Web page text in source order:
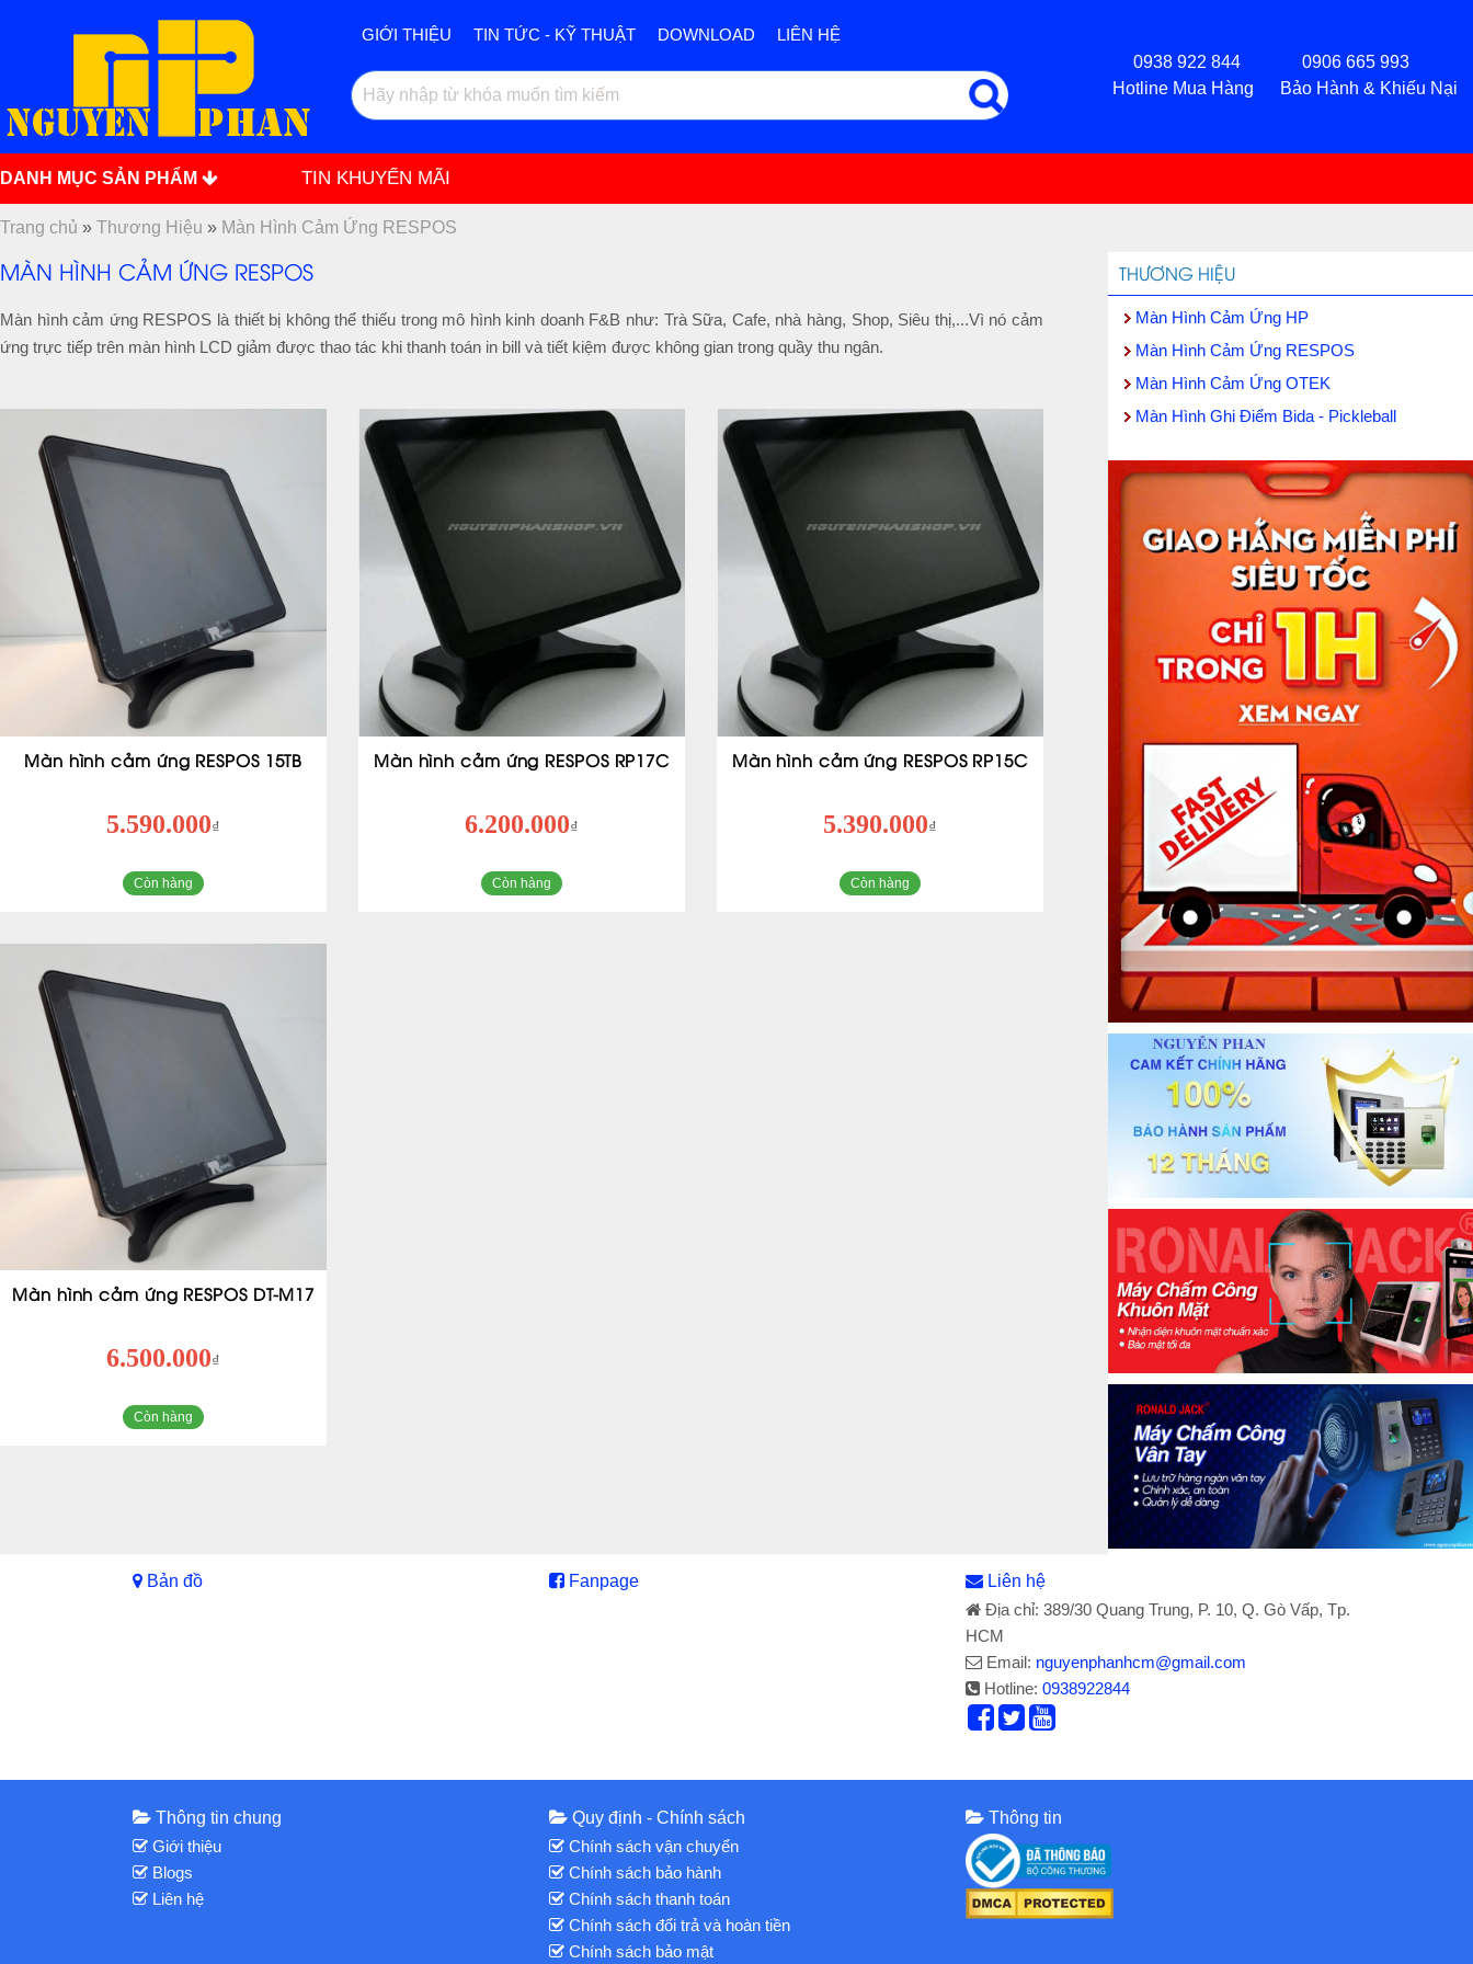
GIỚI THIỆU TIN TỨC - KỸ THUẬT DOWNLOAD
LIÊN HỆ
0938 922 844 0906 665 993
Hotline Mua Hàng Bảo Hành & Khiếu Nại
DANH MỤC SẢN PHẨM TIN KHUYẾN MÃI
Trang chủ » Thương Hiệu » Màn Hình Cảm Ứng RESPOS
MÀN HÌNH CẢM ỨNG RESPOS
Màn hình cảm ứng RESPOS là thiết bị không thể thiếu trong mô hình kinh doanh F&B như: Trà Sữa, Cafe, nhà hàng, Shop, Siêu thị,...Vì nó cảm
ứng trực tiếp trên màn hình LCD giảm được thao tác khi thanh toán in bill và tiết kiệm được không gian trong quầy thu ngân.
Màn hình cảm ứng RESPOS 15TB
5.590.000₫
Còn hàng
Màn hình cảm ứng RESPOS RP17C
6.200.000₫
Còn hàng
Màn hình cảm ứng RESPOS RP15C
5.390.000₫
Còn hàng
Màn hình cảm ứng RESPOS DT-M17
6.500.000₫
Còn hàng
THƯƠNG HIỆU
Màn Hình Cảm Ứng HP
Màn Hình Cảm Ứng RESPOS
Màn Hình Cảm Ứng OTEK
Màn Hình Ghi Điểm Bida - Pickleball
Bản đồ Fanpage
Liên hệ
Địa chỉ: 389/30 Quang Trung, P. 10, Q. Gò Vấp, Tp.
HCM
Email: nguyenphanhcm@gmail.com
Hotline:0938922844
Thông tin chung
Giới thiệu
Blogs
Liên hệ
Quy định - Chính sách
Chính sách vận chuyển
Chính sách bảo hành
Chính sách thanh toán
Chính sách đổi trả và hoàn tiền
Chính sách bảo mật
Thông tin